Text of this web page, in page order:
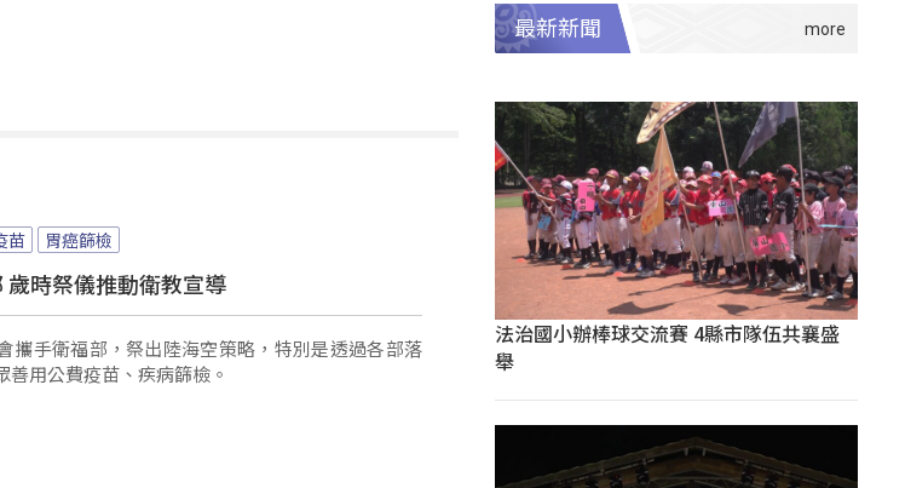
苗 胃癌篩檢
歲時祭儀推動衛教宣導
攜手衛福部，祭出陸海空策略，特別是透過各部落
善用公費疫苗、疾病篩檢。
最新新聞
法治國小辦棒球交流賽 4縣市隊伍共襄盛
舉